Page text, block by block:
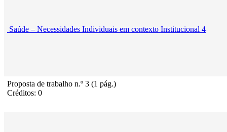
Saúde – Necessidades Individuais em contexto Institucional 4
Proposta de trabalho n.º 3 (1 pág.)
Créditos: 0